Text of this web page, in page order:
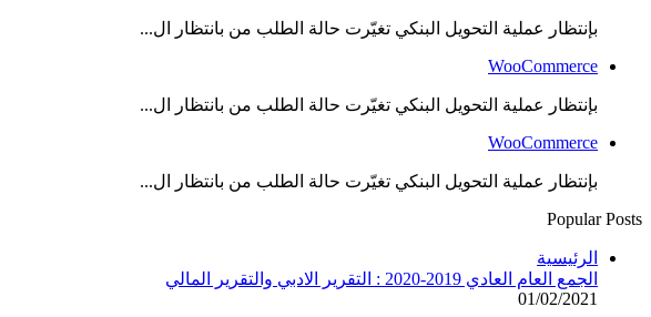
بإنتظار عملية التحويل البنكي تغيّرت حالة الطلب من بانتظار ال...
WooCommerce
بإنتظار عملية التحويل البنكي تغيّرت حالة الطلب من بانتظار ال...
WooCommerce
بإنتظار عملية التحويل البنكي تغيّرت حالة الطلب من بانتظار ال...
Popular Posts
الرئيسية
الجمع العام العادي 2019-2020 : التقرير الادبي والتقرير المالي
01/02/2021